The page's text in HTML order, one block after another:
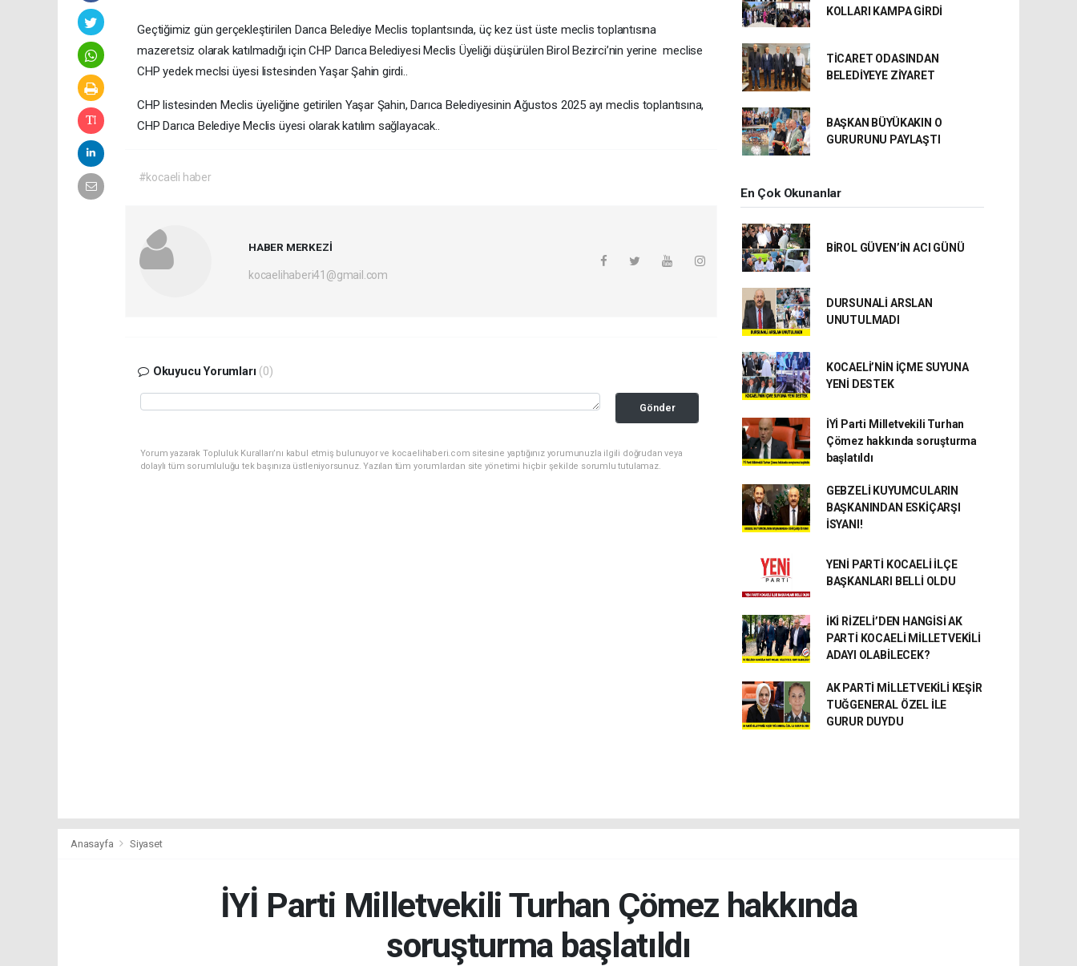
Geçtiğimiz gün gerçekleştirilen Darıca Belediye Meclis toplantsında, üç kez üst üste meclis toplantısına
mazeretsiz olarak katılmadığı için CHP Darıca Belediyesi Meclis Üyeliği düşürülen Birol Bezirci’nin yerine meclise
CHP yedek meclsi üyesi listesinden Yaşar Şahin girdi..
CHP listesinden Meclis üyeliğine getirilen Yaşar Şahin, Darıca Belediyesinin Ağustos 2025 ayı meclis toplantısına,
CHP Darıca Belediye Meclis üyesi olarak katılım sağlayacak..
#kocaeli haber
HABER MERKEZİ
kocaelihaberi41@gmail.com
Okuyucu Yorumları (0)
Gönder
Yorum yazarak Topluluk Kuralları’nı kabul etmiş bulunuyor ve kocaelihaberi.com sitesine yaptığınız yorumunuzla ilgili doğrudan veya
dolaylı tüm sorumluluğu tek başınıza üstleniyorsunuz. Yazılan tüm yorumlardan site yönetimi hiçbir şekilde sorumlu tutulamaz.
KOLLARI KAMPA GİRDİ
TİCARET ODASINDAN
BELEDİYEYE ZİYARET
BAŞKAN BÜYÜKAKIN O
GURURUNU PAYLAŞTI
En Çok Okunanlar
BİROL GÜVEN’İN ACI GÜNÜ
DURSUNALİ ARSLAN
UNUTULMADI
KOCAELİ’NİN İÇME SUYUNA
YENİ DESTEK
İYİ Parti Milletvekili Turhan
Çömez hakkında soruşturma
başlatıldı
GEBZELİ KUYUMCULARIN
BAŞKANINDAN ESKİÇARŞI
İSYANI!
YENİ PARTİ KOCAELİ İLÇE
BAŞKANLARI BELLİ OLDU
İKİ RİZELİ’DEN HANGİSİ AK
PARTİ KOCAELİ MİLLETVEKİLİ
ADAYI OLABİLECEK?
AK PARTİ MİLLETVEKİLİ KEŞİR
TUĞGENERAL ÖZEL İLE
GURUR DUYDU
Anasayfa Siyaset
İYİ Parti Milletvekili Turhan Çömez hakkında
soruşturma başlatıldı